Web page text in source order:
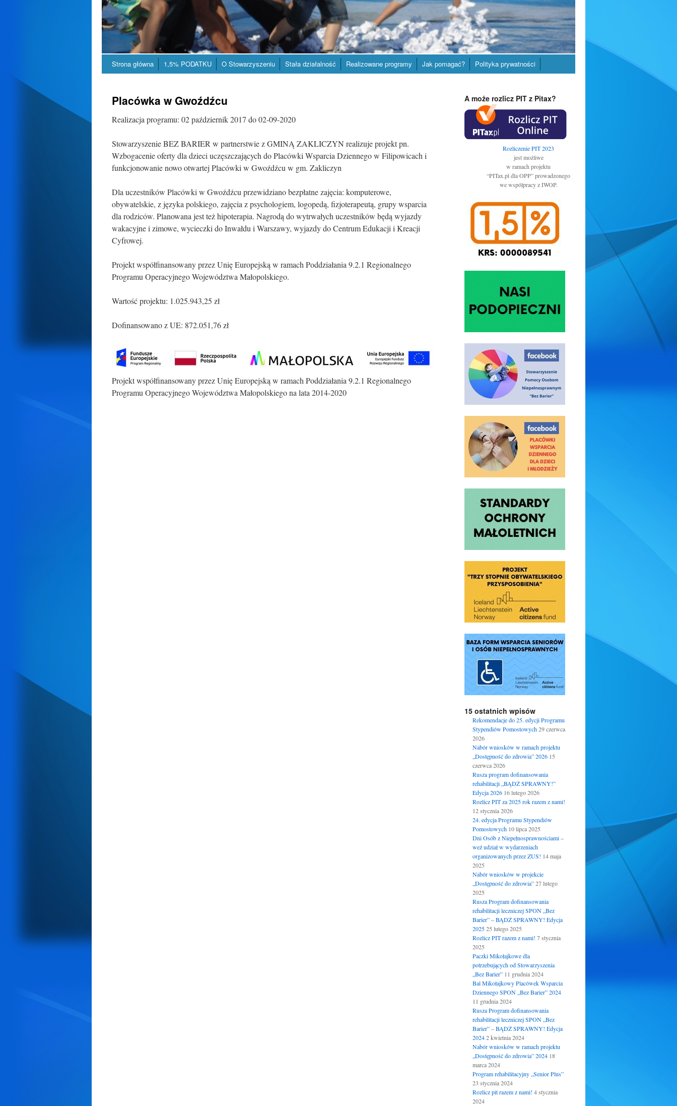
Strona główna 1,5% PODATKU O Stowarzyszeniu Stała działalność Realizowane programy Jak pomagać? Polityka prywatności
Placówka w Gwoźdźcu
Realizacja programu: 02 październik 2017 do 02-09-2020
Stowarzyszenie BEZ BARIER w partnerstwie z GMINĄ ZAKLICZYN realizuje projekt pn.
Wzbogacenie oferty dla dzieci uczęszczających do Placówki Wsparcia Dziennego w Filipowicach i
funkcjonowanie nowo otwartej Placówki w Gwoźdźcu w gm. Zakliczyn
Dla uczestników Placówki w Gwoźdźcu przewidziano bezpłatne zajęcia: komputerowe,
obywatelskie, z języka polskiego, zajęcia z psychologiem, logopedą, fizjoterapeutą, grupy wsparcia
dla rodziców. Planowana jest też hipoterapia. Nagrodą do wytrwałych uczestników będą wyjazdy
wakacyjne i zimowe, wycieczki do Inwałdu i Warszawy, wyjazdy do Centrum Edukacji i Kreacji
Cyfrowej.
Projekt współfinansowany przez Unię Europejską w ramach Poddziałania 9.2.1 Regionalnego
Programu Operacyjnego Województwa Małopolskiego.
Wartość projektu: 1.025.943,25 zł
Dofinansowano z UE: 872.051,76 zł
Projekt współfinansowany przez Unię Europejską w ramach Poddziałania 9.2.1 Regionalnego
Programu Operacyjnego Województwa Małopolskiego na lata 2014-2020
A może rozlicz PIT z Pitax?
Rozliczenie PIT 2023
jest możliwe
w ramach projektu
“PITax.pl dla OPP” prowadzonego
we współpracy z IWOP.
15 ostatnich wpisów
Rekomendacje do 25. edycji Programu
Stypendiów Pomostowych 29 czerwca
2026
Nabór wniosków w ramach projektu
„Dostępność do zdrowia” 2026 15
czerwca 2026
Rusza program dofinansowania
rehabilitacji „BĄDŹ SPRAWNY!”
Edycja 2026 16 lutego 2026
Rozlicz PIT za 2025 rok razem z nami!
12 stycznia 2026
24. edycja Programu Stypendiów
Pomostowych 10 lipca 2025
Dni Osób z Niepełnosprawnościami –
weź udział w wydarzeniach
organizowanych przez ZUS! 14 maja
2025
Nabór wniosków w projekcie
„Dostępność do zdrowia” 27 lutego
2025
Rusza Program dofinansowania
rehabilitacji leczniczej SPON „Bez
Barier” – BĄDŹ SPRAWNY! Edycja
2025 25 lutego 2025
Rozlicz PIT razem z nami! 7 stycznia
2025
Paczki Mikołajkowe dla
potrzebujących od Stowarzyszenia
„Bez Barier” 11 grudnia 2024
Bal Mikołajkowy Placówek Wsparcia
Dziennego SPON „Bez Barier” 2024
11 grudnia 2024
Rusza Program dofinansowania
rehabilitacji leczniczej SPON „Bez
Barier” – BĄDŹ SPRAWNY! Edycja
2024 2 kwietnia 2024
Nabór wniosków w ramach projektu
„Dostępność do zdrowia” 2024 18
marca 2024
Program rehabilitacyjny „Senior Plus”
23 stycznia 2024
Rozlicz pit razem z nami! 4 stycznia
2024